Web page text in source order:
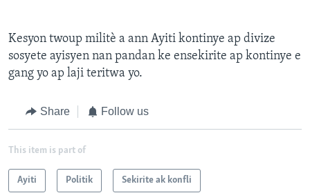
Kesyon twoup militè a ann Ayiti kontinye ap divize
sosyete ayisyen nan pandan ke ensekirite ap kontinye e
gang yo ap laji teritwa yo.
Share Follow us
This item is part of
Ayiti Politik Sekirite ak konfli